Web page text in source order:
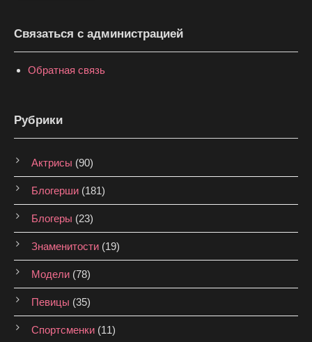
Связаться с администрацией
Обратная связь
Рубрики
Актрисы (90)
Блогерши (181)
Блогеры (23)
Знаменитости (19)
Модели (78)
Певицы (35)
Спортсменки (11)